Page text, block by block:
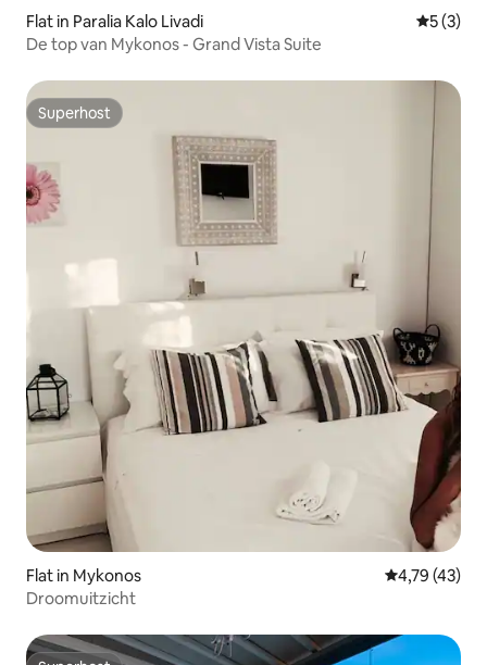
Flat in Paralia Kalo Livadi
5 (3)
De top van Mykonos - Grand Vista Suite
Superhost
Superhost
Flat in Mykonos Gemiddelde
4,79 (43)
Droomuitzicht